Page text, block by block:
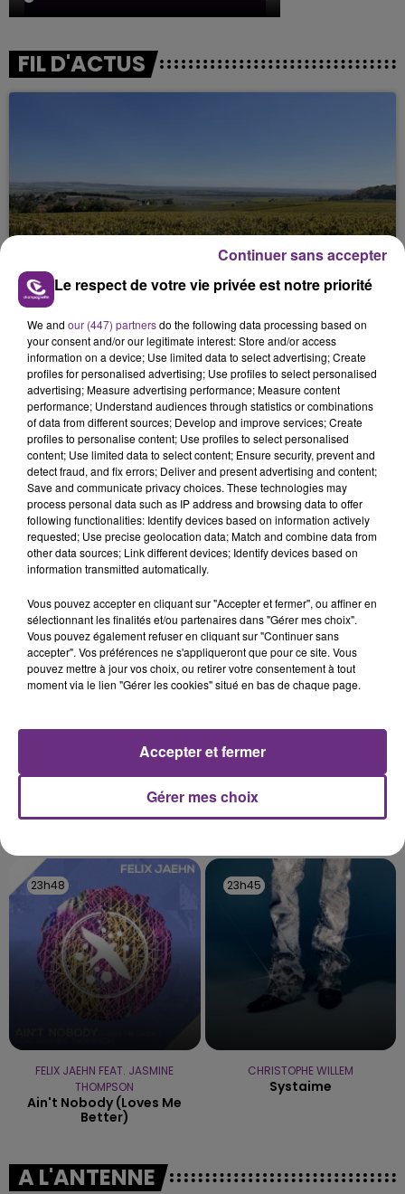
FIL D'ACTUS
SI TOUT LE MONDE FAIT ÇA, MOI L'ANNÉE
PROCHAINE JE VENDANGE EN...
La vendange en Champagne a débuté ce jeudi 6
août dans la commune de Montgueux (Aube). Du
jamais vu !
L'INSPECTION DU TRAVAIL RAPPELLE À
L'ORDRE SUR LES CONDITIONS DE...
Alors que les dates de début des vendange 2026
s'est avéré être plus précoce que prévu,
l'inspection du Travail en profite pour rappeler
23h54
23h54 23h51
23h51
23h48
23h48
FELIX JAEHN FEAT. JASMINE
THOMPSON
Ain't Nobody (loves Me
Better)
23h45
23h45
CHRISTOPHE WILLEM
Systaime
A L'ANTENNE
Le respect de votre vie privée est notre priorité
We and our (447) partnersdo the following data processing based on
your consent and/or our legitimate interest: Store and/or access
information on a device; Use limited data to select advertising; Create
profiles for personalised advertising; Use profiles to select personalised
advertising; Measure advertising performance; Measure content
performance; Understand audiences through statistics or combinations
of data from different sources; Develop and improve services; Create
profiles to personalise content; Use profiles to select personalised
content; Use limited data to select content; Ensure security, prevent and
detect fraud, and fix errors; Deliver and present advertising and content;
Save and communicate privacy choices. These technologies may
process personal data such as IP address and browsing data to offer
following functionalities: Identify devices based on information actively
requested; Use precise geolocation data; Match and combine data from
other data sources; Link different devices; Identify devices based on
information transmitted automatically.
Vous pouvez accepter en cliquant sur "Accepter et fermer", ou affiner en
sélectionnant les finalités et/ou partenaires dans "Gérer mes choix".
Vous pouvez également refuser en cliquant sur "Continuer sans
accepter". Vos préférences ne s'appliqueront que pour ce site. Vous
pouvez mettre à jour vos choix, ou retirer votre consentement à tout
moment via le lien "Gérer les cookies" situé en bas de chaque page.
Gérer mes choix
Accepter et fermer
Continuer sans accepter